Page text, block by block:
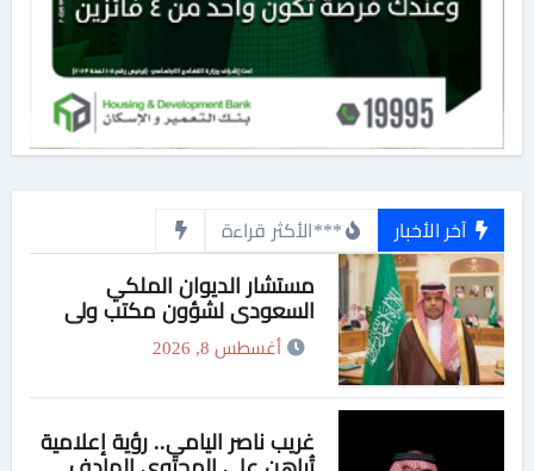
آخر الأخبار ***الأكثر قراءة
مستشار الديوان الملكي
السعودي لشؤون مكتب ولي
العهد يهنئ وزير التربية والتعليم
والتعليم الفني بمناسبة منحه
أغسطس 8, 2026
غريب ناصر اليامي.. رؤية إعلامية